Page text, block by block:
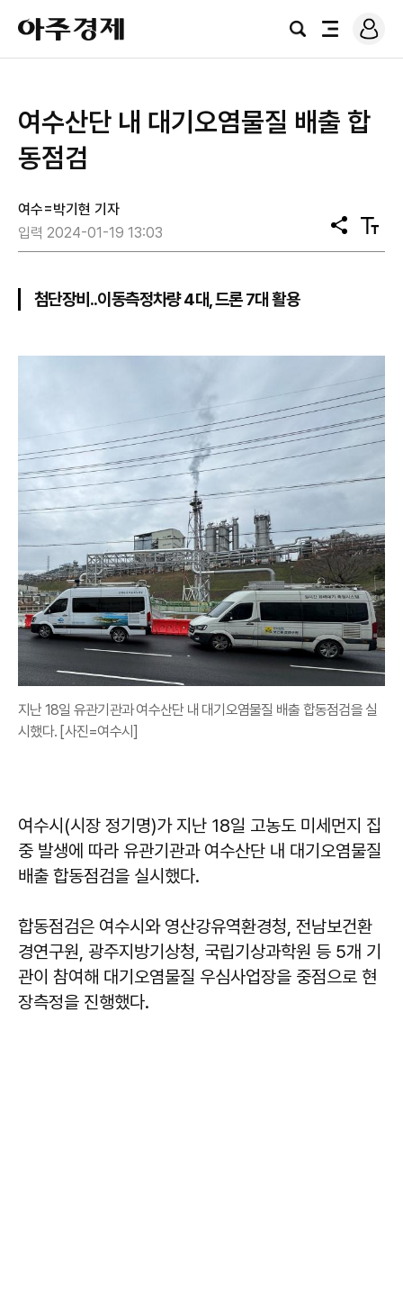
아
주
경
검
전
로
그
여수산단 내 대기오염물질 배출 합
동점검
여수=박기현 기자
입력 2024-01-19 13:03
공
유
텍
스
첨단장비..이동측정차량 4대, 드론 7대 활용
지난 18일 유관기관과 여수산단 내 대기오염물질 배출 합동점검을 실
시했다. [사진=여수시]
여수시(시장 정기명)가 지난 18일 고농도 미세먼지 집
중 발생에 따라 유관기관과 여수산단 내 대기오염물질
배출 합동점검을 실시했다.
합동점검은 여수시와 영산강유역환경청, 전남보건환
경연구원, 광주지방기상청, 국립기상과학원 등 5개 기
관이 참여해 대기오염물질 우심사업장을 중점으로 현
장측정을 진행했다.